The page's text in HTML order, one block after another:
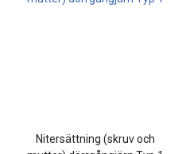
Nitersättning (skruv och